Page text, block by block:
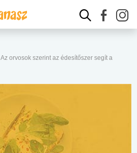
Az orvosok szerint az édesítőszer segít a